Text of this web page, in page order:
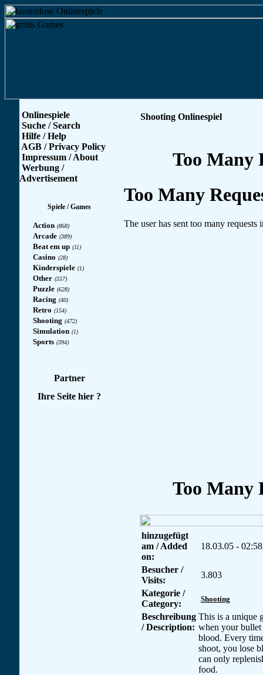
Onlinespiele
Suche / Search
Hilfe / Help
AGB / Privacy Policy
Impressum / About
Werbung /
Advertisement
Spiele / Games
Action (868)
Arcade (389)
Beat em up (11)
Casino (28)
Kinderspiele (1)
Other (557)
Puzzle (628)
Racing (40)
Retro (154)
Shooting (472)
Simulation (1)
Sports (394)
Partner
Ihre Seite hier ?
Shooting Onlinespiel
hinzugefügt
am / Added
on:
18.03.05 - 02:58
Besucher /
Visits:
3.803
Kategorie /
Category:
Shooting
Beschreibung
/ Description:
This is a unique
when your
blood. Every
shoot, you lose
can only
food.